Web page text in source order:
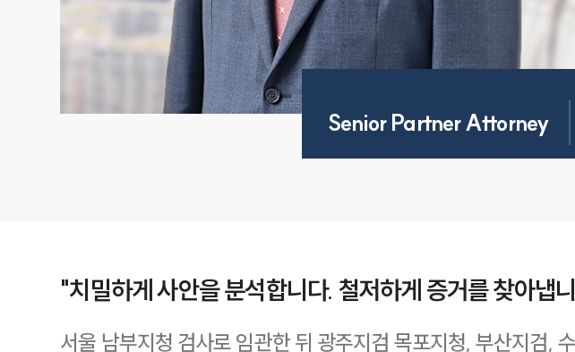
Senior Partner Attorney
"치밀하게 사안을 분석합니다. 철저하게 증거를 찾아냅
서울 남부지청 검사로 임관한 뒤 광주지검 목포지청, 부산지검,